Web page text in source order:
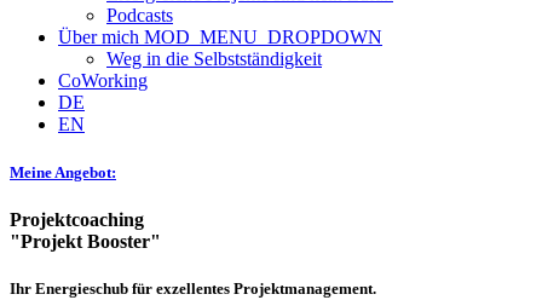
Podcasts
Über mich MOD_MENU_DROPDOWN
Weg in die Selbstständigkeit
CoWorking
DE
EN
Meine Angebot:
Projektcoaching
"Projekt Booster"
Ihr Energieschub für exzellentes Projektmanagement.